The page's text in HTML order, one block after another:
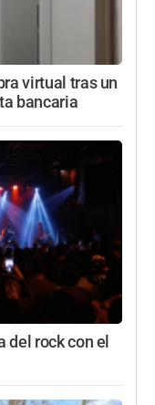
virtual tras un
bancaria
del rock con el